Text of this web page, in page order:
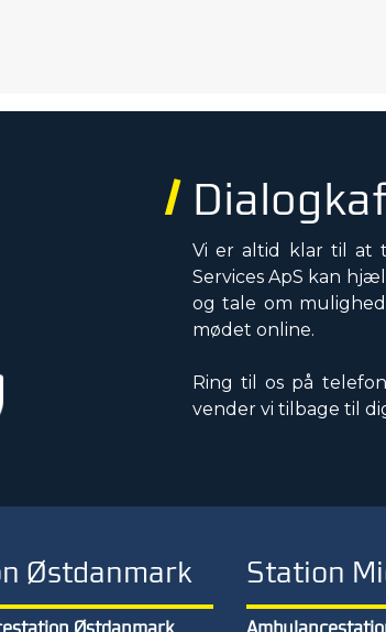
Vi er altid klar til at
Services ApS kan
og tale om
mødet online.
Ring til os på telefon
vender vi tilbage til
Østdanmark
Østdanmark
Station